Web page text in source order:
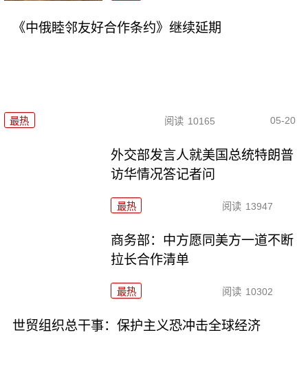
《中俄睦邻友好合作条约》继续延期
最热 阅读 10165 05-20
外交部发言人就美国总统特朗普
访华情况答记者问
最热 阅读 13947
商务部：中方愿同美方一道不断
拉长合作清单
最热 阅读 10302
世贸组织总干事：保护主义恐冲击全球经济